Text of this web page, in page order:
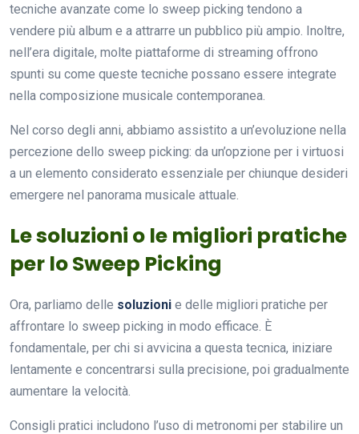
tecniche avanzate come lo sweep picking tendono a
vendere più album e a attrarre un pubblico più ampio. Inoltre,
nell’era digitale, molte piattaforme di streaming offrono
spunti su come queste tecniche possano essere integrate
nella composizione musicale contemporanea.
Nel corso degli anni, abbiamo assistito a un’evoluzione nella
percezione dello sweep picking: da un’opzione per i virtuosi
a un elemento considerato essenziale per chiunque desideri
emergere nel panorama musicale attuale.
Le soluzioni o le migliori pratiche
per lo Sweep Picking
Ora, parliamo delle soluzioni e delle migliori pratiche per
affrontare lo sweep picking in modo efficace. È
fondamentale, per chi si avvicina a questa tecnica, iniziare
lentamente e concentrarsi sulla precisione, poi gradualmente
aumentare la velocità.
Consigli pratici includono l’uso di metronomi per stabilire un